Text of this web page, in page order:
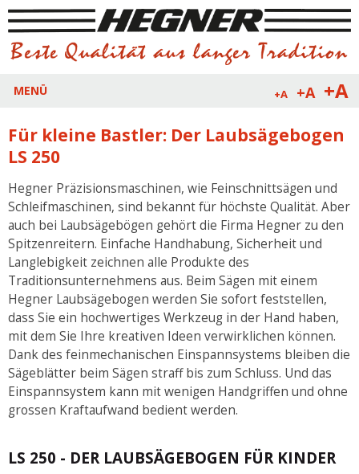
+A +A +A
MENÜ
Für kleine Bastler: Der Laubsägebogen
LS 250
Hegner Präzisionsmaschinen, wie Feinschnittsägen und
Schleifmaschinen, sind bekannt für höchste Qualität. Aber
auch bei Laubsägebögen gehört die Firma Hegner zu den
Spitzenreitern. Einfache Handhabung, Sicherheit und
Langlebigkeit zeichnen alle Produkte des
Traditionsunternehmens aus. Beim Sägen mit einem
Hegner Laubsägebogen werden Sie sofort feststellen,
dass Sie ein hochwertiges Werkzeug in der Hand haben,
mit dem Sie Ihre kreativen Ideen verwirklichen können.
Dank des feinmechanischen Einspannsystems bleiben die
Sägeblätter beim Sägen straff bis zum Schluss. Und das
Einspannsystem kann mit wenigen Handgriffen und ohne
grossen Kraftaufwand bedient werden.
LS 250 - DER LAUBSÄGEBOGEN FÜR KINDER